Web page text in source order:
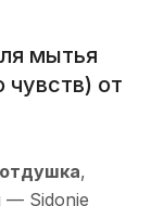
мытья
чувств) от
,
— Sidonie